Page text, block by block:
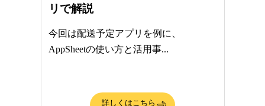
リで解説
今回は配送予定アプリを例に、
AppSheetの使い方と活用事...
詳しくはこちら